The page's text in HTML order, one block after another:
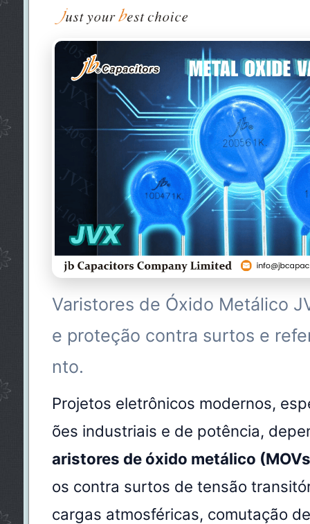
Varistores de Óxido Metálico
e proteção contra surtos e
nto.
Projetos eletrônicos modernos,
ões industriais e de potência,
aristores de óxido metálico
os contra surtos de tensão
cargas atmosféricas, comutação